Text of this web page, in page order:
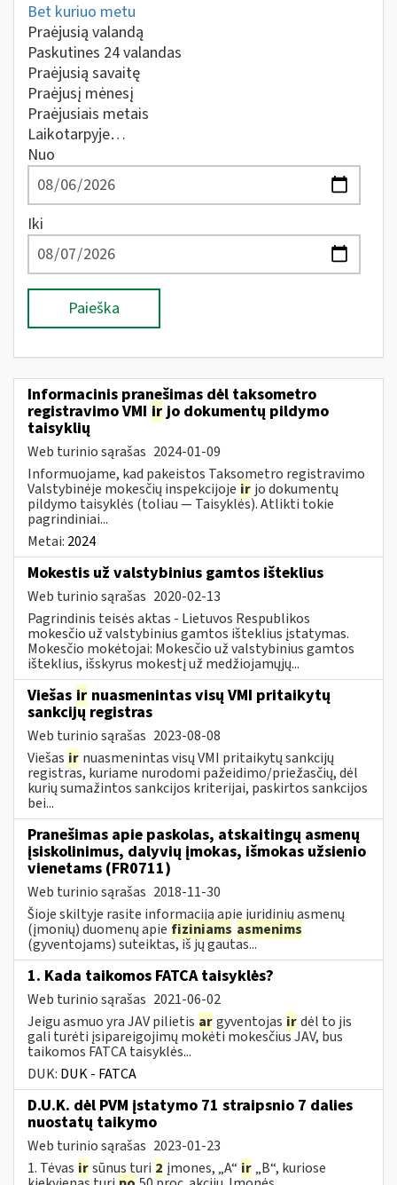
Bet kuriuo metu
Praėjusią valandą
Paskutines 24 valandas
Praėjusią savaitę
Praėjusį mėnesį
Praėjusiais metais
Laikotarpyje…
Nuo
Iki
Paieška
Informacinis pranešimas dėl taksometro
registravimo VMI irjo dokumentų pildymo
taisyklių
Web turinio sąrašas 2024-01-09
Informuojame, kad pakeistos Taksometro registravimo
Valstybinėje mokesčių inspekcijoje ir jo dokumentų
pildymo taisyklės (toliau — Taisyklės). Atlikti tokie
pagrindiniai...
Metai: 2024
Mokestis už valstybinius gamtos išteklius
Web turinio sąrašas 2020-02-13
Pagrindinis teisės aktas - Lietuvos Respublikos
mokesčio už valstybinius gamtos išteklius įstatymas.
Mokesčio mokėtojai: Mokesčio už valstybinius gamtos
išteklius, išskyrus mokestį už medžiojamųjų...
Viešas ir nuasmenintas visų VMI pritaikytų
sankcijų registras
Web turinio sąrašas 2023-08-08
Viešas ir nuasmenintas visų VMI pritaikytų sankcijų
registras, kuriame nurodomi pažeidimo/priežasčių, dėl
kurių sumažintos sankcijos kriterijai, paskirtos sankcijos
bei...
Pranešimas apie paskolas, atskaitingų asmenų
įsiskolinimus, dalyvių įmokas, išmokas užsienio
vienetams (FR0711)
Web turinio sąrašas 2018-11-30
Šioje skiltyje rasite informaciją apie juridinių asmenų
(įmonių) duomenų apie fiziniams asmenims
(gyventojams) suteiktas, iš jų gautas...
1. Kada taikomos FATCA taisyklės?
Web turinio sąrašas 2021-06-02
Jeigu asmuo yra JAV pilietis argyventojas irdėl to jis
gali turėti įsipareigojimų mokėti mokesčius JAV, bus
taikomos FATCA taisyklės...
DUK: DUK - FATCA
D.U.K. dėl PVM įstatymo 71 straipsnio 7 dalies
nuostatų taikymo
Web turinio sąrašas 2023-01-23
1. Tėvas irsūnus turi 2 įmones, „A“ ir„B“, kuriose